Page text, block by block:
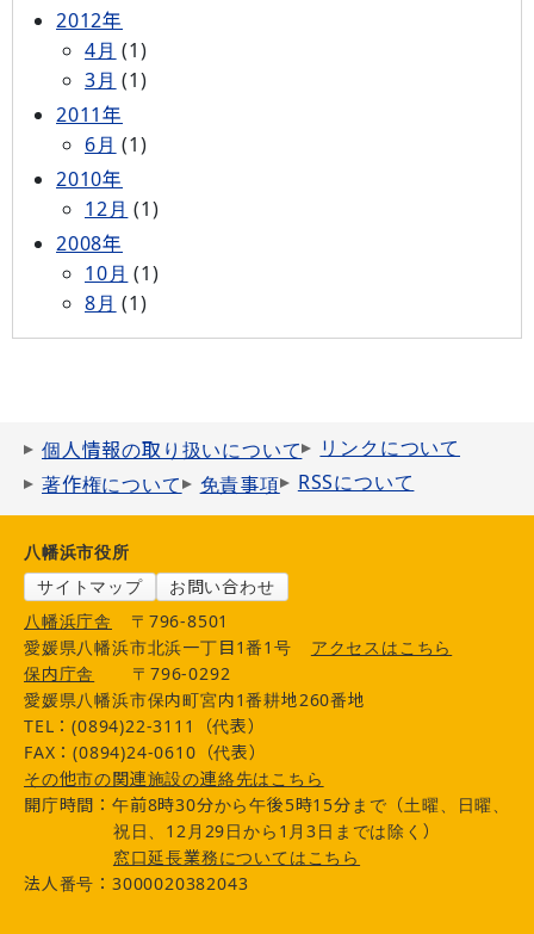
2012年
4月 (1)
3月 (1)
2011年
6月 (1)
2010年
12月 (1)
2008年
10月 (1)
8月 (1)
個人情報の取り扱いについて
リンクについて
著作権について
免責事項 RSSについて
八幡浜市役所
サイトマップ
お問い合わせ
八幡浜庁舎
〒796-8501
愛媛県八幡浜市北浜一丁目1番1号
アクセスはこちら
保内庁舎
〒796-0292
愛媛県八幡浜市保内町宮内1番耕地260番地
TEL：(0894)22-3111（代表）
FAX：(0894)24-0610（代表）
その他市の関連施設の連絡先はこちら
開庁時間：午前8時30分から午後5時15分まで（土曜、日曜、
祝日、12月29日から1月3日までは除く）
窓口延長業務についてはこちら
法人番号：3000020382043